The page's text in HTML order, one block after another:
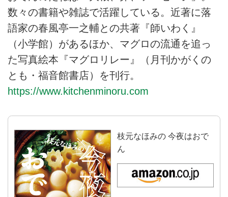
数々の書籍や雑誌で活躍している。近著に落
語家の春風亭一之輔との共著『師いわく』
（小学館）があるほか、マグロの流通を追っ
た写真絵本『マグロリレー』（月刊かがくの
とも・福音館書店）を刊行。
https://www.kitchenminoru.com
枝元なほみの 今夜はおで
ん